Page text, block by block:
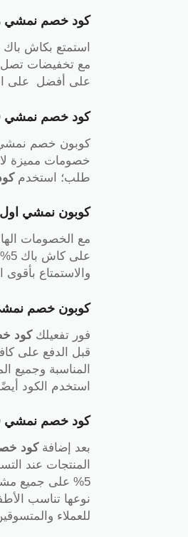
كود خصم نمشي
استمتع بكاش باك 5% على أحدث صيحات الموضة عند استخدام
على أفضل على
كود خصم نمشي 70% تخفيضات أساسية + كاش باك 5%
كوبون خصم نمشي
طلب؛ استخدم
كوبون نمشي اول
على كاش باك 5% عند فعيل
والاستمتاع
كوبون خصم
فور تفعيلككود
المناسبة وجميع
استخدم الكود
كود خصم نمشي 80% على كل الفئات
بعد إضافةكود
5% على جميع
نوعها تناسب
للعملاء